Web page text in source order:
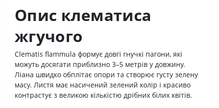
Опис клематиса
жгучого
Clematis flammula формує довгі гнучкі пагони, які
можуть досягати приблизно 3–5 метрів у довжину.
Ліана швидко обплітає опори та створює густу зелену
масу. Листя має насичений зелений колір і красиво
контрастує з великою кількістю дрібних білих квітів.